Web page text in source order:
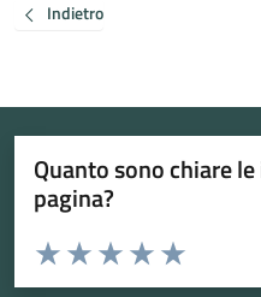
Indietro
Quanto sono chiare
pagina?
Valuta da 1 a 5 stelle la pagina
Valuta 5
Valuta 4 stelle
Valuta 3 stelle su 5
Valuta 2 stelle su 5
Valuta 1 stelle su 5